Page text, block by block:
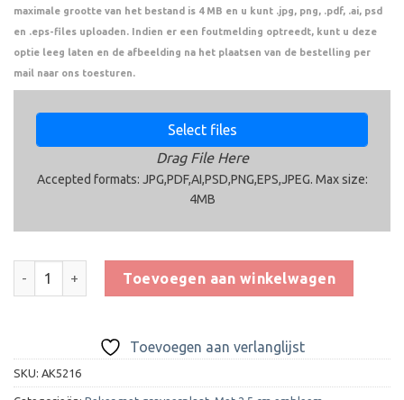
maximale grootte van het bestand is 4 MB en u kunt .jpg, png, .pdf, .ai, psd
en .eps-files uploaden. Indien er een foutmelding optreedt, kunt u deze
optie leeg laten en de afbeelding na het plaatsen van de bestelling per
mail naar ons toesturen.
Select files
Drag File Here
Accepted formats: JPG,PDF,AI,PSD,PNG,EPS,JPEG. Max size:
4MB
Toevoegen aan winkelwagen
Toevoegen aan verlanglijst
SKU: AK5216